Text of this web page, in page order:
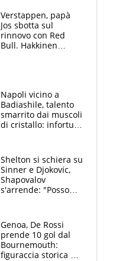
Verstappen, papà
Jos sbotta sul
rinnovo con Red
Bull. Hakkinen
Napoli vicino a
Badiashile, talento
smarrito dai muscoli
di cristallo: infortuni
Shelton si schiera su
Sinner e Djokovic,
Shapovalov
s'arrende: "Posso
Genoa, De Rossi
prende 10 gol dal
Bournemouth:
figuraccia storica ed